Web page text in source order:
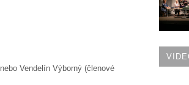
Vendelín Výborný (členové